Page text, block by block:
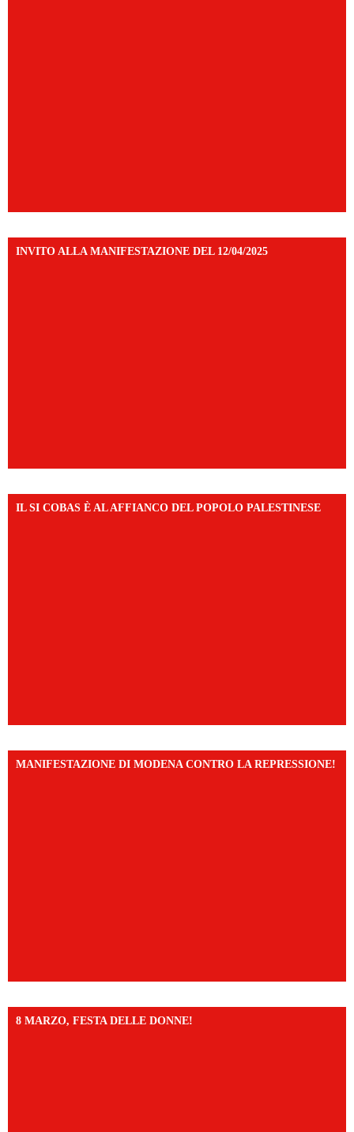
INVITO ALLA MANIFESTAZIONE DEL 12/04/2025
IL SI COBAS È AL AFFIANCO DEL POPOLO PALESTINESE
MANIFESTAZIONE DI MODENA CONTRO LA REPRESSIONE!
8 MARZO, FESTA DELLE DONNE!